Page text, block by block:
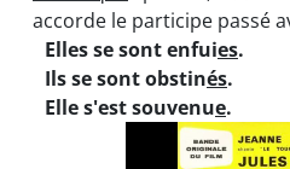
accorde le participe passé
Elles se sont enfuies.
Ils se sont obstinés.
Elle s'est souvenue.